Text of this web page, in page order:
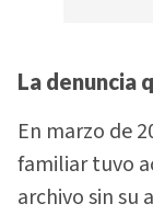
La denuncia
En marzo de
familiar tuvo
archivo sin su